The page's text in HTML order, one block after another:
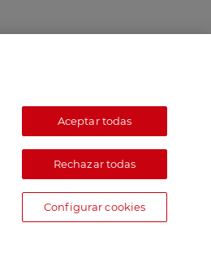
Aceptar todas
Rechazar todas
Configurar cookies